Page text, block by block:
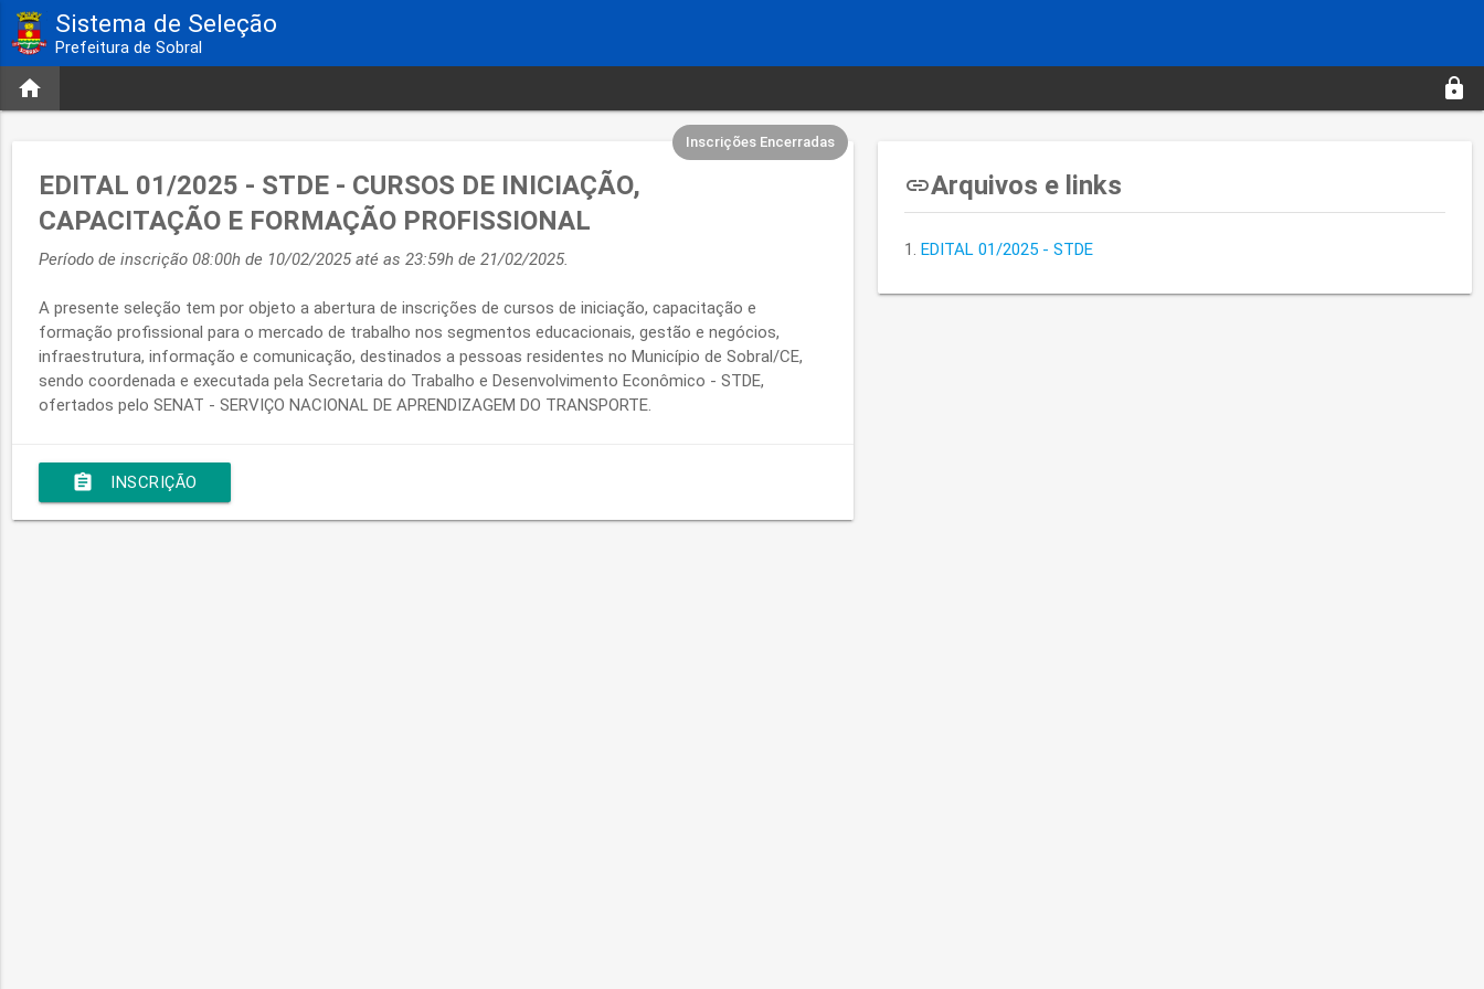
Sistema de Seleção
Prefeitura de Sobral
home lock
Inscrições Encerradas
EDITAL 01/2025 - STDE - CURSOS DE INICIAÇÃO,
CAPACITAÇÃO E FORMAÇÃO PROFISSIONAL
Período de inscrição 08:00h de 10/02/2025 até as 23:59h de 21/02/2025.
A presente seleção tem por objeto a abertura de inscrições de cursos de iniciação, capacitação e
formação profissional para o mercado de trabalho nos segmentos educacionais, gestão e negócios,
infraestrutura, informação e comunicação, destinados a pessoas residentes no Município de Sobral/CE,
sendo coordenada e executada pela Secretaria do Trabalho e Desenvolvimento Econômico - STDE,
ofertados pelo SENAT - SERVIÇO NACIONAL DE APRENDIZAGEM DO TRANSPORTE.
assignment INSCRIÇÃO
insert_linkArquivos e links
EDITAL 01/2025 - STDE